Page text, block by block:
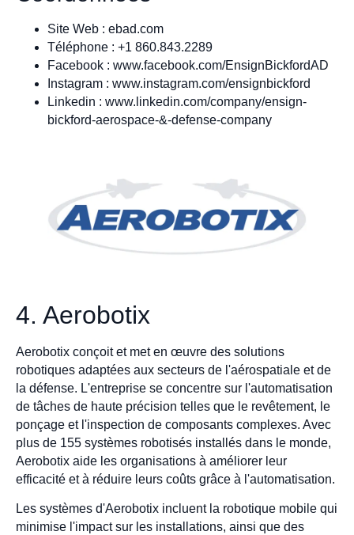
Site Web : ebad.com
Téléphone : +1 860.843.2289
Facebook : www.facebook.com/EnsignBickfordAD
Instagram : www.instagram.com/ensignbickford
Linkedin : www.linkedin.com/company/ensign-
bickford-aerospace-&-defense-company
4. Aerobotix
Aerobotix conçoit et met en œuvre des solutions
robotiques adaptées aux secteurs de l'aérospatiale et de
la défense. L'entreprise se concentre sur l'automatisation
de tâches de haute précision telles que le revêtement, le
ponçage et l'inspection de composants complexes. Avec
plus de 155 systèmes robotisés installés dans le monde,
Aerobotix aide les organisations à améliorer leur
efficacité et à réduire leurs coûts grâce à l'automatisation.
Les systèmes d'Aerobotix incluent la robotique mobile qui
minimise l'impact sur les installations, ainsi que des